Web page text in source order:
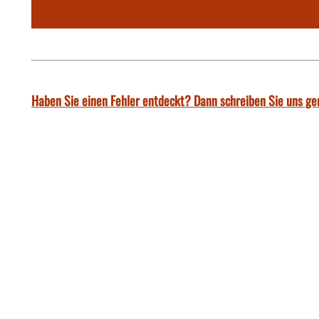
Haben Sie einen Fehler entdeckt? Dann schreiben Sie uns